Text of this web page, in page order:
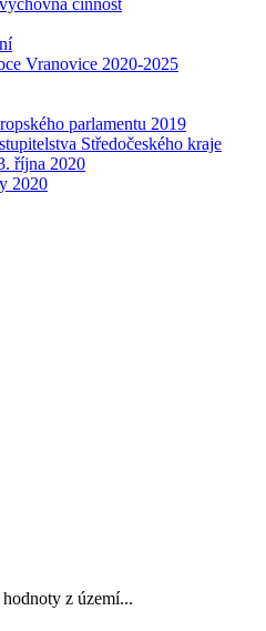
činnost
Vranovice 2020-2025
parlamentu 2019
Středočeského kraje
října 2020
2020
z území...